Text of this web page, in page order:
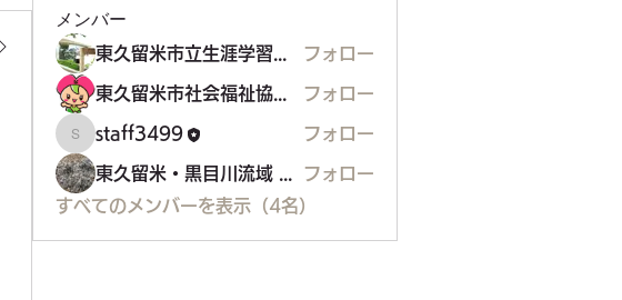
メンバー
フォロー
東久留米市社会福祉協議会 フォロー
staff3499
staff3499 フォロー
フォロー
すべてのメンバーを表示（4名）